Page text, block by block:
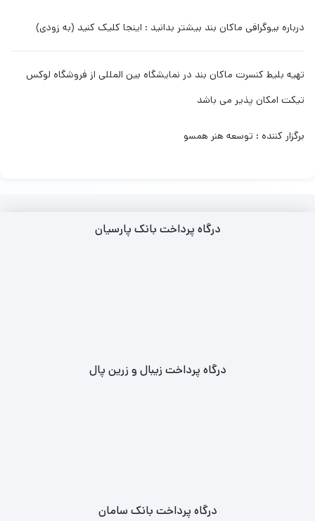
درباره بیوگرافی ماکان بند بیشتر بدانید : اینجا کلیک کنید (به زودی)
تهیه بلیط کنسرت ماکان بند در نمایشگاه بین المللی از فروشگاه لوکس
تیکت امکان پذیر می باشد
برگزار کننده : توسعه هنر همسو
درگاه پرداخت بانک پارسیان
درگاه پرداخت زیبال و زرین پال
درگاه پرداخت بانک سامان